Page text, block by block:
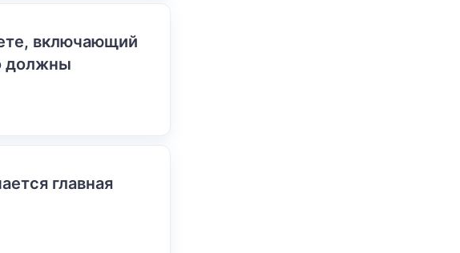
включающий
должны
главная